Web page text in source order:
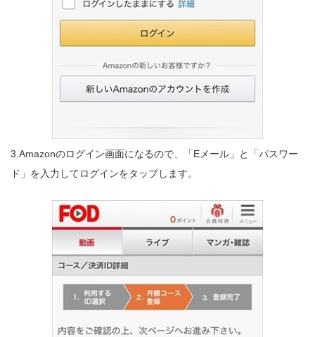
3.Amazonのログイン画面になるので、「Eメール」と「パスワー
ド」を入力してログインをタップします。